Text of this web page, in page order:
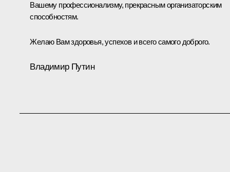
Вашему профессионализму, прекрасным организаторским
способностям.
Желаю Вам здоровья, успехов и всего самого доброго.
Владимир Путин